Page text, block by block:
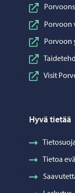
Porvoon
Porvoon
Visit
Hyvä tietää
Tietoa